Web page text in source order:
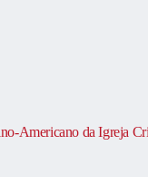
Americano da Igreja